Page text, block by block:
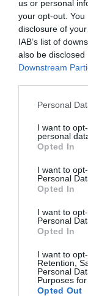
us or personal
your opt-out.
disclosure of
IAB’s list of
also be
Downstream
Please note that
not limited to
grant or deny
use your data
consent section.
Personal
I want to
personal
Opted In
I want to
Personal
Opted In
I want to
Personal
Opted In
I want to
Retention,
Personal
Purposes
Opted Out
και
Share